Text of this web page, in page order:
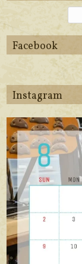
Facebook
Instagram